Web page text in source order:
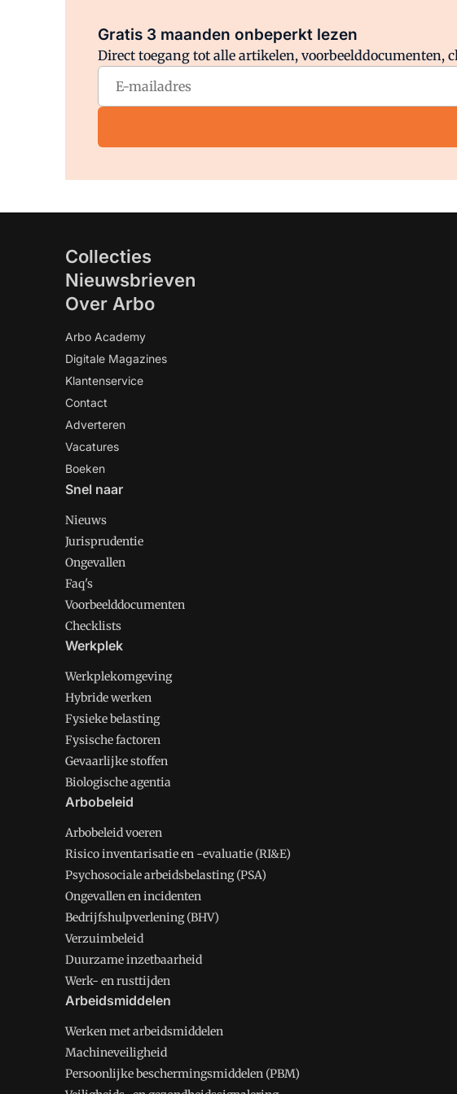
Gratis 3 maanden onbeperkt lezen
Direct toegang tot alle artikelen, voorbeelddocumenten,
Collecties
Nieuwsbrieven
Over Arbo
Arbo Academy
Digitale Magazines
Klantenservice
Contact
Adverteren
Vacatures
Boeken
Snel naar
Nieuws
Jurisprudentie
Ongevallen
Faq's
Voorbeelddocumenten
Checklists
Werkplek
Werkplekomgeving
Hybride werken
Fysieke belasting
Fysische factoren
Gevaarlijke stoffen
Biologische agentia
Arbobeleid
Arbobeleid voeren
Risico inventarisatie en -evaluatie (RI&E)
Psychosociale arbeidsbelasting (PSA)
Ongevallen en incidenten
Bedrijfshulpverlening (BHV)
Verzuimbeleid
Duurzame inzetbaarheid
Werk- en rusttijden
Arbeidsmiddelen
Werken met arbeidsmiddelen
Machineveiligheid
Persoonlijke beschermingsmiddelen (PBM)